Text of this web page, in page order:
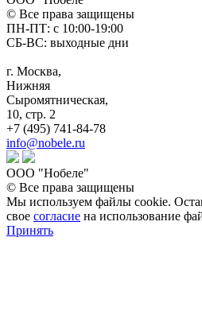
© Все права защищены
ПН-ПТ: с 10:00-19:00
СБ-ВС: выходные дни
г. Москва,
Нижняя
Сыромятническая,
10, стр. 2
+7 (495) 741-84-78
info@nobele.ru
ООО "Нобеле"
© Все права защищены
Мы используем файлы cookie.
свое согласие на использование
Принять